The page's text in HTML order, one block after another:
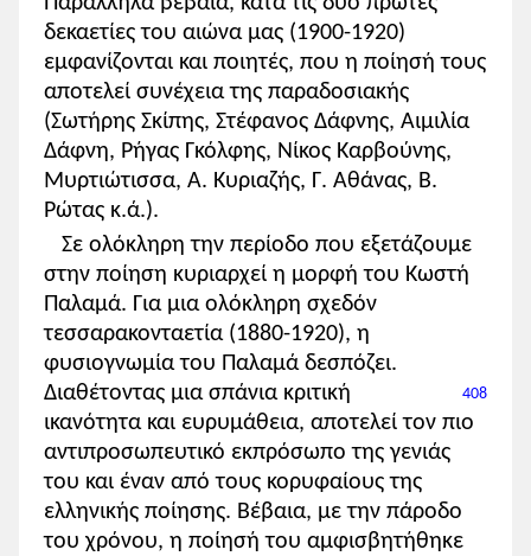
δεκαετίες του αιώνα μας (1900-1920)
εμφανίζονται και ποιητές, που η ποίησή τους
αποτελεί συνέχεια της παραδοσιακής
(Σωτήρης Σκίπης, Στέφανος Δάφνης, Αιμιλία
Δάφνη, Ρήγας Γκόλφης, Νίκος Καρβούνης,
Μυρτιώτισσα, Α. Κυριαζής, Γ. Αθάνας, Β.
Ρώτας κ.ά.).
Σε ολόκληρη την περίοδο που εξετάζουμε
στην ποίηση κυριαρχεί η μορφή του Κωστή
Παλαμά. Για μια ολόκληρη σχεδόν
τεσσαρακονταετία (1880-1920), η
φυσιογνωμία του Παλαμά δεσπόζει.
Διαθέτοντας
408
μια σπάνια κριτική
ικανότητα και ευρυμάθεια, αποτελεί τον πιο
αντιπροσωπευτικό εκπρόσωπο της γενιάς
του και έναν από τους κορυφαίους της
ελληνικής ποίησης. Βέβαια, με την πάροδο
του χρόνου, η ποίησή του αμφισβητήθηκε